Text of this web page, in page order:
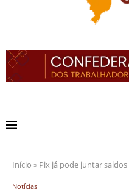
Início » Pix já pode juntar
Notícias